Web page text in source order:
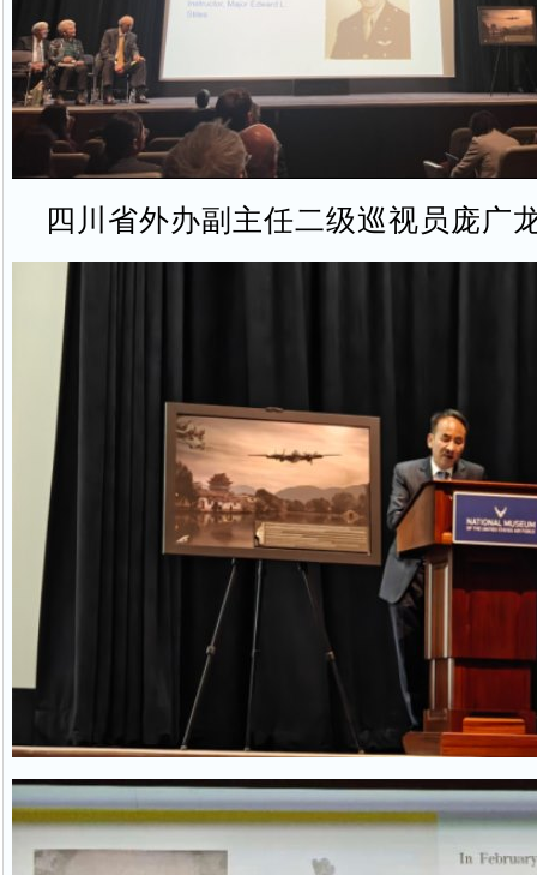
四川省外办副主任二级巡视员庞广